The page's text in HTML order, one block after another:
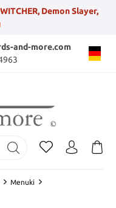
Demon Slayer,
and-more.com
Menuki